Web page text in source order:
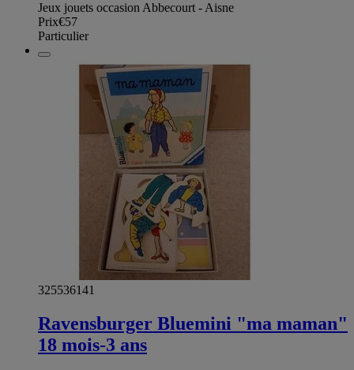
Jeux jouets occasion Abbecourt - Aisne
Prix€57
Particulier
325536141
Ravensburger Bluemini "ma maman"
18 mois-3 ans